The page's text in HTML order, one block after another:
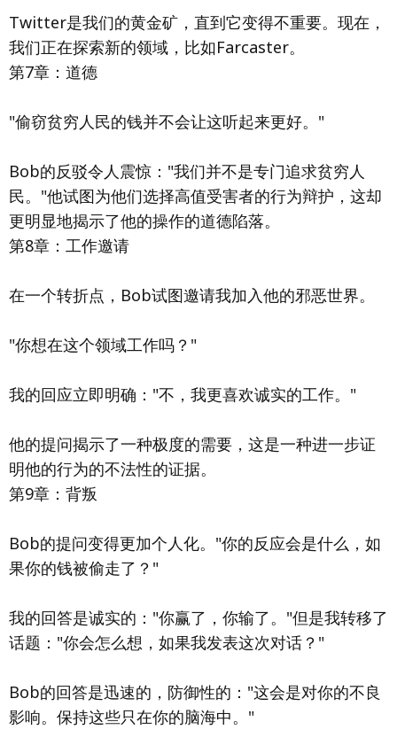
Twitter是我们的黄金矿，直到它变得不重要。现在，
我们正在探索新的领域，比如Farcaster。
第7章：道德
"偷窃贫穷人民的钱并不会让这听起来更好。"
Bob的反驳令人震惊："我们并不是专门追求贫穷人
民。"他试图为他们选择高值受害者的行为辩护，这却
更明显地揭示了他的操作的道德陷落。
第8章：工作邀请
在一个转折点，Bob试图邀请我加入他的邪恶世界。
"你想在这个领域工作吗？"
我的回应立即明确："不，我更喜欢诚实的工作。"
他的提问揭示了一种极度的需要，这是一种进一步证
明他的行为的不法性的证据。
第9章：背叛
Bob的提问变得更加个人化。"你的反应会是什么，如
果你的钱被偷走了？"
我的回答是诚实的："你赢了，你输了。"但是我转移了
话题："你会怎么想，如果我发表这次对话？"
Bob的回答是迅速的，防御性的："这会是对你的不良
影响。保持这些只在你的脑海中。"